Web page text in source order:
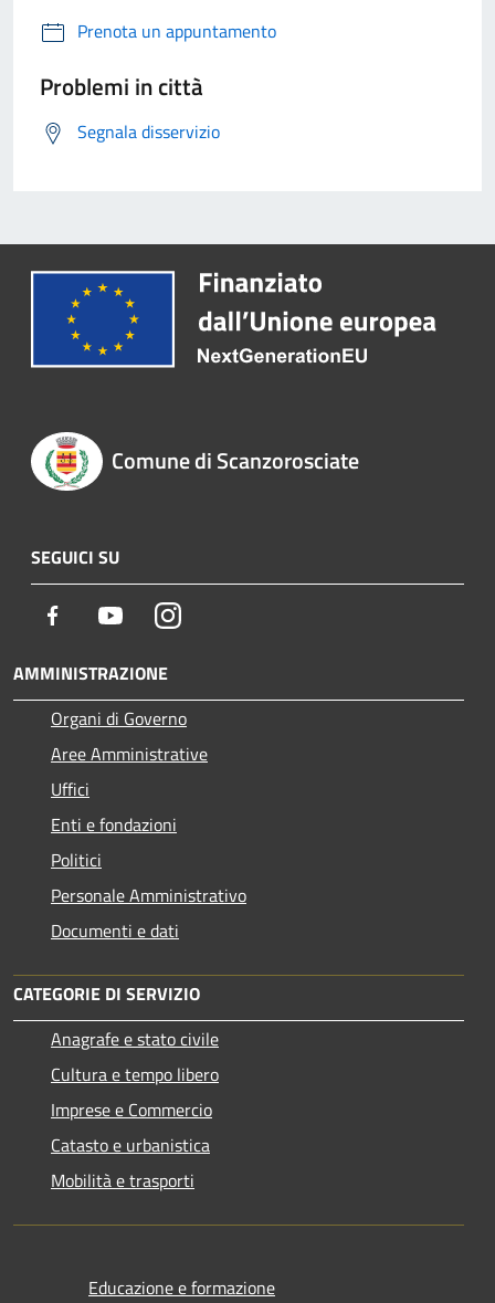
Prenota un appuntamento
Problemi in città
Segnala disservizio
Comune di Scanzorosciate
SEGUICI SU
Facebook YoutubeInstagram
AMMINISTRAZIONE
Organi di Governo
Aree Amministrative
Uffici
Enti e fondazioni
Politici
Personale Amministrativo
Documenti e dati
CATEGORIE DI SERVIZIO
Anagrafe e stato civile
Cultura e tempo libero
Imprese e Commercio
Catasto e urbanistica
Mobilità e trasporti
Educazione e formazione